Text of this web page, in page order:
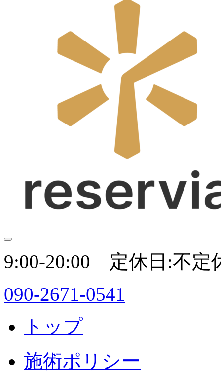
9:00-20:00 定休日:不定
090-2671-0541
トップ
施術ポリシー